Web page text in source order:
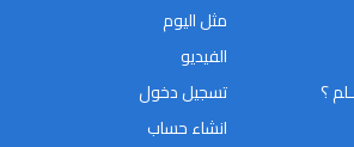
؟
مثل اليوم
الفيديو
تسجيل دخول
انشاء حساب